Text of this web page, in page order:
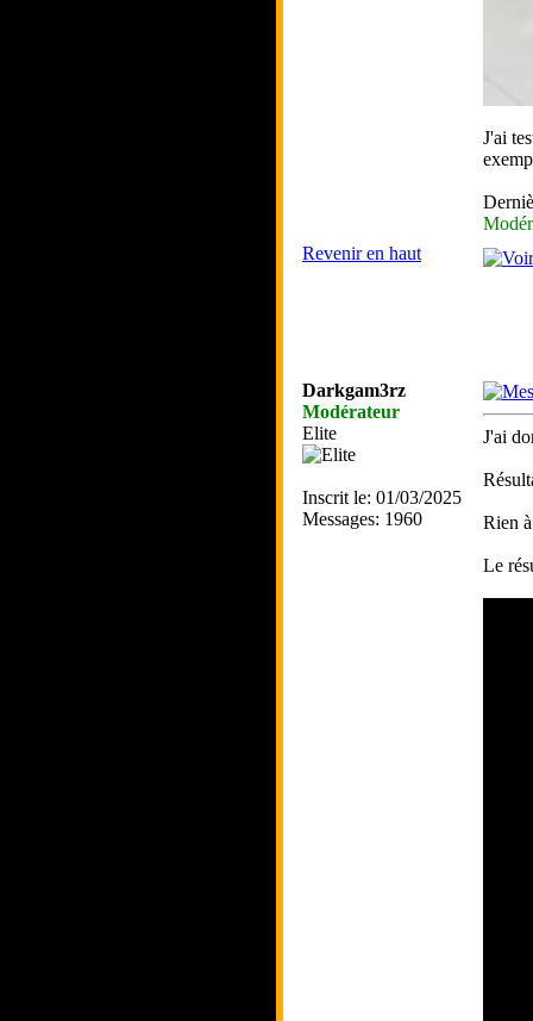
J'ai
Revenir en haut
Darkgam3rz
Modérateur
Elite
Inscrit le: 01/03/2025
Messages: 1960
J'ai
Rien
Le